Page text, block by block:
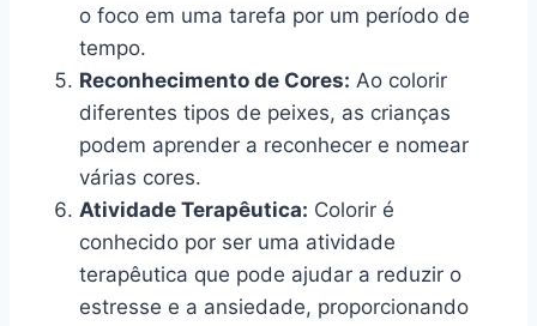
o foco em uma tarefa por um período de
tempo.
Reconhecimento de Cores: Ao colorir
diferentes tipos de peixes, as crianças
podem aprender a reconhecer e nomear
várias cores.
Atividade Terapêutica: Colorir é
conhecido por ser uma atividade
terapêutica que pode ajudar a reduzir o
estresse e a ansiedade, proporcionando